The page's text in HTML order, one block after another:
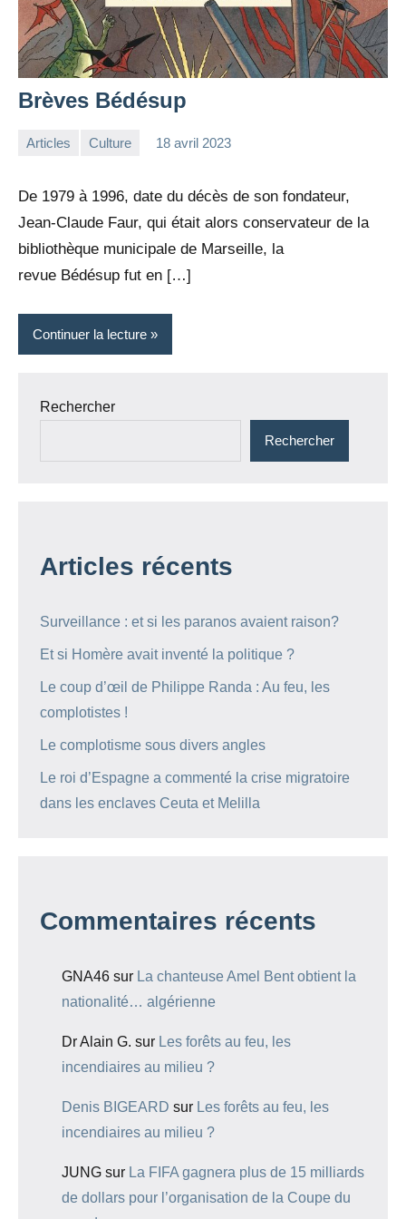
Brèves Bédésup
Articles Culture 18 avril 2023
De 1979 à 1996, date du décès de son fondateur,
Jean-Claude Faur, qui était alors conservateur de la
bibliothèque municipale de Marseille, la
revue Bédésup fut en […]
Continuer la lecture
Rechercher
Rechercher
Articles récents
Surveillance : et si les paranos avaient raison?
Et si Homère avait inventé la politique ?
Le coup d’œil de Philippe Randa : Au feu, les
complotistes !
Le complotisme sous divers angles
Le roi d’Espagne a commenté la crise migratoire
dans les enclaves Ceuta et Melilla
Commentaires récents
GNA46 sur La chanteuse Amel Bent obtient la
nationalité… algérienne
Dr Alain G. sur Les forêts au feu, les
incendiaires au milieu ?
Denis BIGEARD sur Les forêts au feu, les
incendiaires au milieu ?
JUNG sur La FIFA gagnera plus de 15 milliards
de dollars pour l’organisation de la Coupe du